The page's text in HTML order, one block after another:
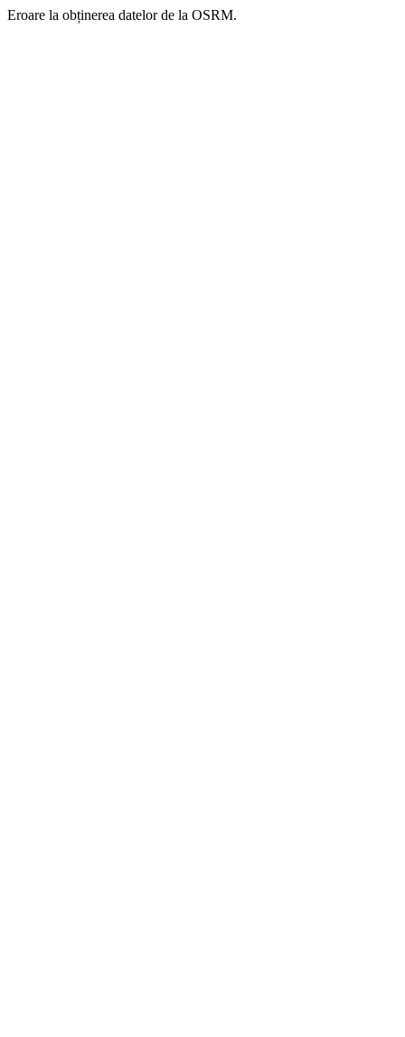
Eroare la obținerea datelor de la OSRM.